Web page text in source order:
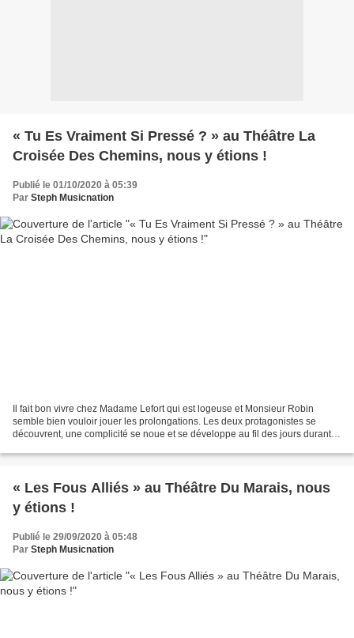
« Tu Es Vraiment Si Pressé ? » au Théâtre La
Croisée Des Chemins, nous y étions !
Publié le 01/10/2020 à 05:39
Par Steph Musicnation
Il fait bon vivre chez Madame Lefort qui est logeuse et Monsieur Robin
semble bien vouloir jouer les prolongations. Les deux protagonistes se
découvrent, une complicité se noue et se développe au fil des jours durant
« Les Fous Alliés » au Théâtre Du Marais, nous
y étions !
Publié le 29/09/2020 à 05:48
Par Steph Musicnation